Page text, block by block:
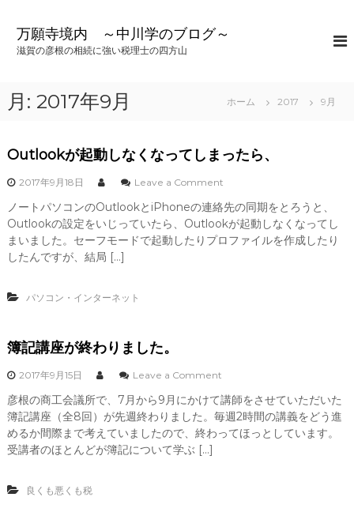
ス
プ
万願寺境内 ～中川学のブログ～
滋賀の彦根の相続に強い税理士の四方山
月: 2017年9月 ホーム 2017 9月
Outlookが起動しなくなってしまったら、
2017年9月18日 Leave a Commento
O
u
t
な
っ
て
し
ノートパソコンのOutlookとiPhoneの連絡先の同期をとろうと、
Outlookの設定をいじっていたら、Outlookが起動しなくなってし
まいました。セーフモードで起動したりプロファイルを作成したり
したんですが、結局 […]
パソコン・インターネット
簿記講座が終わりました。
2017年9月15日 Leave a Commento
簿
記
講
彦根の商工会議所で、7月から9月にかけて講師をさせていただいた
簿記講座（全8回）が先週終わりました。毎週2時間の講義をどう進
めるか間際まで考えていましたので、終わってほっとしています。
受講者のほとんどが簿記について学ぶ […]
良くも悪くも税